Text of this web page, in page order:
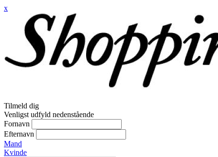
x
Tilmeld dig
Venligst udfyld nedenstående
Fornavn
Efternavn
Mand
Kvinde